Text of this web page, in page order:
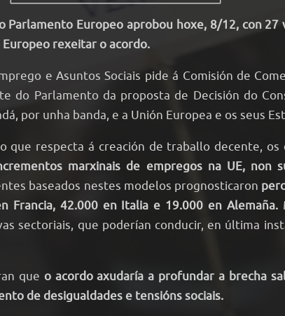
Parlamento Europeo aprobou hoxe, 8/12, con
Europeo rexeitar o acordo.
e Asuntos Sociais pide á Comisión de
do Parlamento da proposta de Decisión do
por unha banda, e a Unión Europea e os seus
que respecta á creación de traballo decente,
marxinais de empregos na UE, non
baseados nestes modelos prognosticaron
Francia, 42.000 en Italia e 19.000 en Alemaña.
sectoriais, que poderían conducir, en última
que o acordo axudaría a profundar a brecha
de desigualdades e tensións sociais.